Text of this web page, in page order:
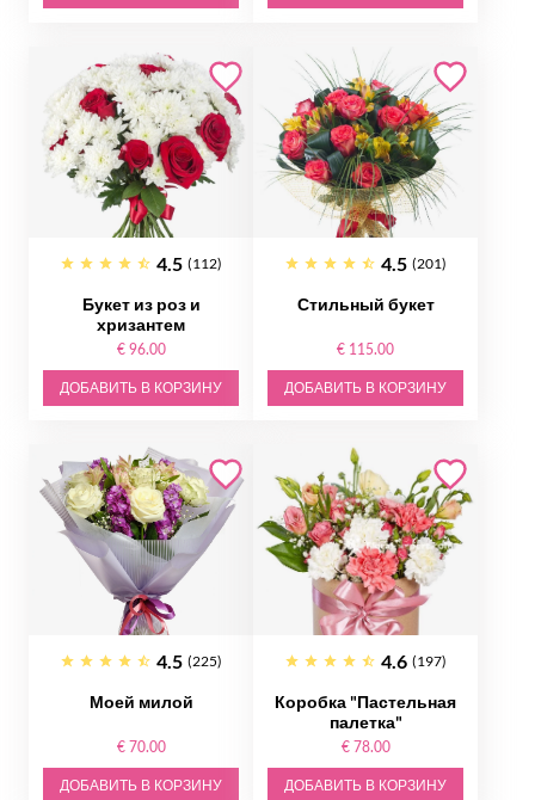
4.5 (112)
Букет из роз и
хризантем
€ 96.00
ДОБАВИТЬ В КОРЗИНУ
4.5 (201)
Стильный букет
€ 115.00
ДОБАВИТЬ В КОРЗИНУ
4.5 (225)
Моей милой
€ 70.00
ДОБАВИТЬ В КОРЗИНУ
4.6 (197)
Коробка "Пастельная
палетка"
€ 78.00
ДОБАВИТЬ В КОРЗИНУ